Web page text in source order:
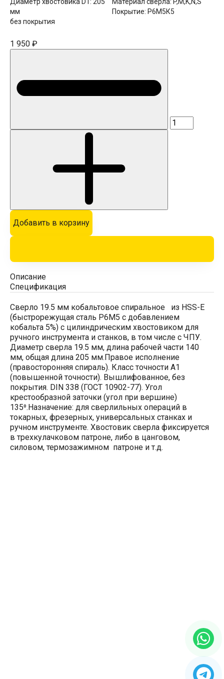
мм
Покрытие: Р6М5К5
без покрытия
1 950 ₽
Добавить в корзину
Описание
Спецификация
Сверло 19.5 мм кобальтовое спиральное из HSS-E
(быстрорежущая сталь Р6М5 с добавлением
кобальта 5%) с цилиндрическим хвостовиком для
ручного инструмента и станков, в том числе с ЧПУ.
Диаметр сверла 19.5 мм, длина рабочей части 140
мм, общая длина 205 мм.Правое исполнение
(правосторонняя спираль). Класс точности А1
(повышенной точности). Вышлифованное, без
покрытия. DIN 338 (ГОСТ 10902-77). Угол
крестообразной заточки (угол при вершине)
135⁰.Назначение: для сверлильных операций в
токарных, фрезерных, универсальных станках и
ручном инструменте. Хвостовик сверла фиксируется
в трехкулачковом патроне, либо в цанговом,
силовом, термозажимном патроне и т.д.